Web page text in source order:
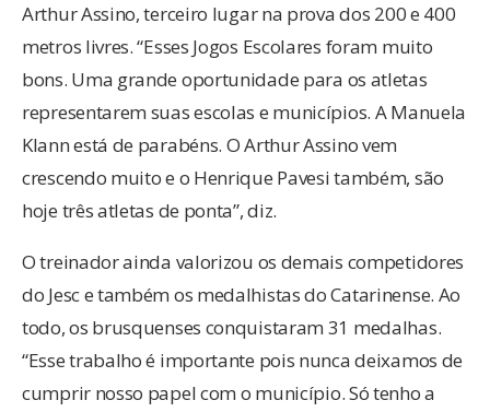
Arthur Assino, terceiro lugar na prova dos 200 e 400
metros livres. “Esses Jogos Escolares foram muito
bons. Uma grande oportunidade para os atletas
representarem suas escolas e municípios. A Manuela
Klann está de parabéns. O Arthur Assino vem
crescendo muito e o Henrique Pavesi também, são
hoje três atletas de ponta”, diz.
O treinador ainda valorizou os demais competidores
do Jesc e também os medalhistas do Catarinense. Ao
todo, os brusquenses conquistaram 31 medalhas.
“Esse trabalho é importante pois nunca deixamos de
cumprir nosso papel com o município. Só tenho a